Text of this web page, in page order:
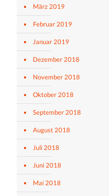
März 2019
Februar 2019
Januar 2019
Dezember 2018
November 2018
Oktober 2018
September 2018
August 2018
Juli 2018
Juni 2018
Mai 2018